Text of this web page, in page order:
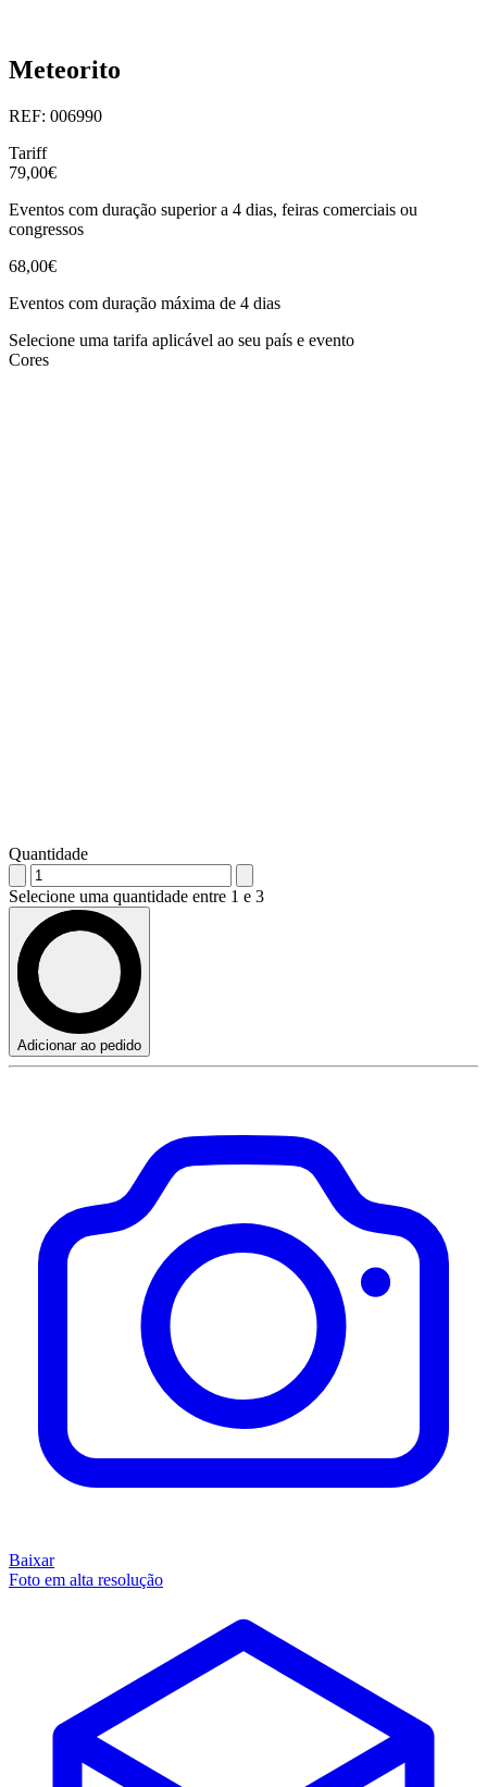
Meteorito
REF: 006990
Tariff
79,00€
Eventos com duração superior a 4 dias, feiras comerciais ou
congressos
68,00€
Eventos com duração máxima de 4 dias
Selecione uma tarifa aplicável ao seu país e evento
Cores
Quantidade
Selecione uma quantidade entre 1 e 3
Adicionar ao pedido
Baixar
Foto em alta resolução